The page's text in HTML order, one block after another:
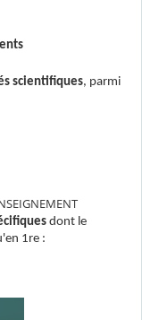
scientifiques, parmi
dont le
1re :